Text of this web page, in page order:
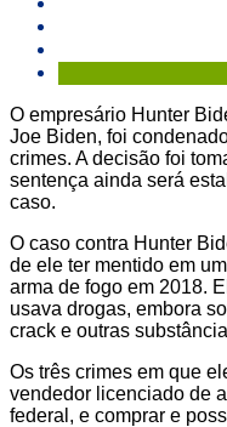
O empresário Hunter
Joe Biden, foi
crimes. A decisão foi
sentença ainda será
caso.
O caso contra Hunter
de ele ter mentido em
arma de fogo em 2018.
usava drogas, embora
crack e outras
Os três crimes em que
vendedor licenciado de
federal, e comprar e